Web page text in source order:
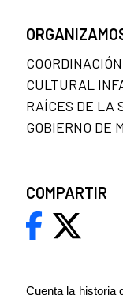
Cuenta la historia
CULTURAL
RAÍCES DE LA
GOBIERNO DE
COMPARTIR